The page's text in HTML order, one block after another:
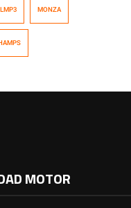
serie. Posteriormente, el
[…]
LMP3 MONZA
MOTOR